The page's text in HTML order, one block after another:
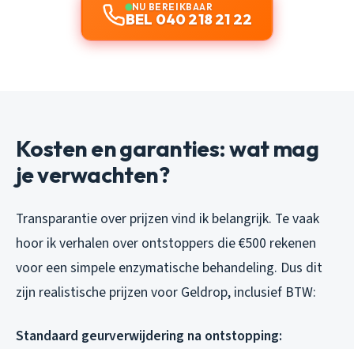
NU BEREIKBAAR
BEL 040 218 21 22
Kosten en garanties: wat mag
je verwachten?
Transparantie over prijzen vind ik belangrijk. Te vaak
hoor ik verhalen over ontstoppers die €500 rekenen
voor een simpele enzymatische behandeling. Dus dit
zijn realistische prijzen voor Geldrop, inclusief BTW:
Standaard geurverwijdering na ontstopping: